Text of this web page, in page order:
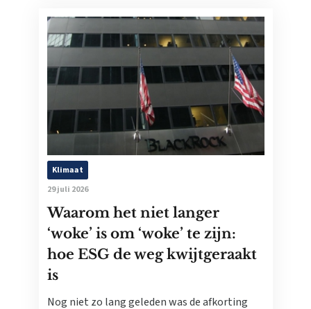
Klimaat
29 juli 2026
Waarom het niet langer
‘woke’ is om ‘woke’ te zijn:
hoe ESG de weg kwijtgeraakt
is
Nog niet zo lang geleden was de afkorting